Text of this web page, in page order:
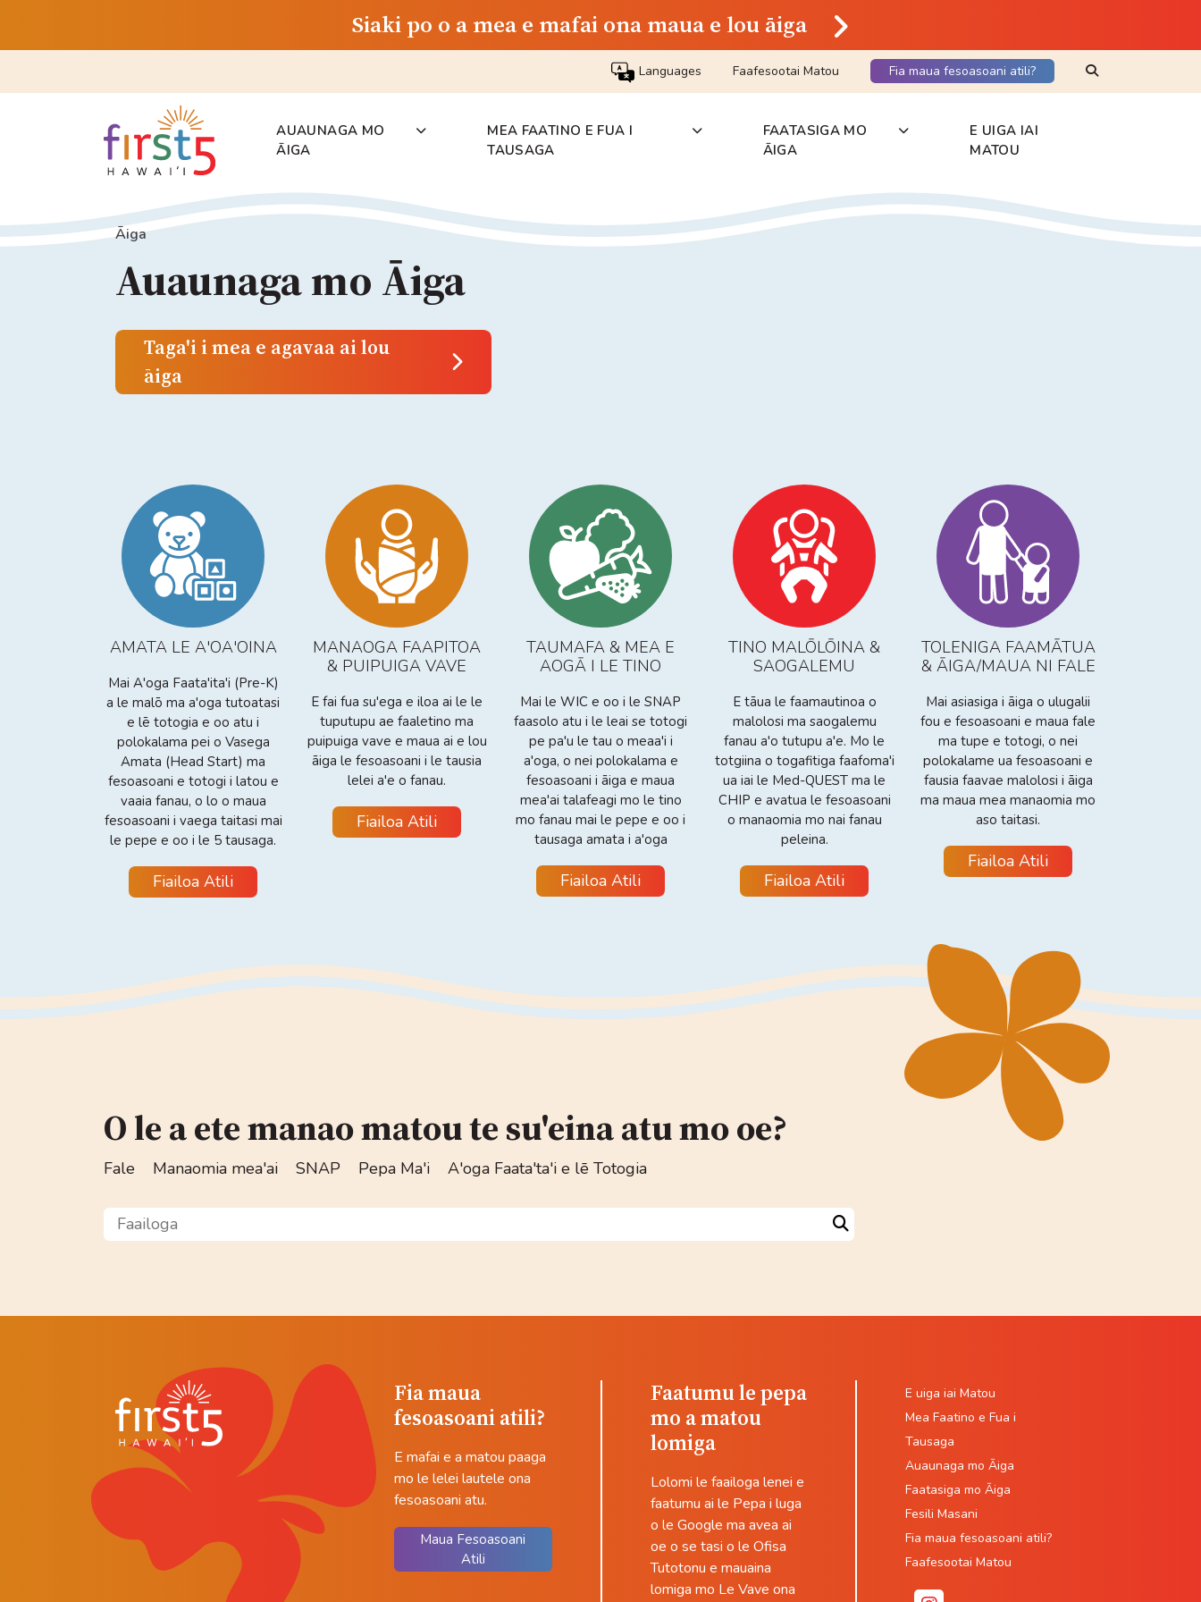
Siaki po o a mea e mafai ona maua e lou āiga
Languages Faafesootai Matou Fia maua fesoasoani atili? Search Keyword
AUAUNAGA MO
ĀIGA
MEA FAATINO E FUA I
TAUSAGA
FAATASIGA MO
ĀIGA
E UIGA IAI
MATOU
Āiga
Auaunaga mo Āiga
Taga'i i mea e agavaa ai lou
āiga
AMATA LE A'OA'OINA
Mai A'oga Faata'ita'i (Pre-K)
a le malō ma a'oga tutoatasi
e lē totogia e oo atu i
polokalama pei o Vasega
Amata (Head Start) ma
fesoasoani e totogi i latou e
vaaia fanau, o lo o maua
fesoasoani i vaega taitasi mai
le pepe e oo i le 5 tausaga.
Fiailoa Atili
MANAOGA FAAPITOA
& PUIPUIGA VAVE
E fai fua su'ega e iloa ai le le
tuputupu ae faaletino ma
puipuiga vave e maua ai e lou
āiga le fesoasoani i le tausia
lelei a'e o fanau.
Fiailoa Atili
TAUMAFA & MEA E
AOGĀ I LE TINO
Mai le WIC e oo i le SNAP
faasolo atu i le leai se totogi
pe pa'u le tau o meaa'i i
a'oga, o nei polokalama e
fesoasoani i āiga e maua
mea'ai talafeagi mo le tino
mo fanau mai le pepe e oo i
tausaga amata i a'oga
Fiailoa Atili
TINO MALŌLŌINA &
SAOGALEMU
E tāua le faamautinoa o
malolosi ma saogalemu
fanau a'o tutupu a'e. Mo le
totgiina o togafitiga faafoma'i
ua iai le Med-QUEST ma le
CHIP e avatua le fesoasoani
o manaomia mo nai fanau
peleina.
Fiailoa Atili
TOLENIGA FAAMĀTUA
& ĀIGA/MAUA NI FALE
Mai asiasiga i āiga o ulugalii
fou e fesoasoani e maua fale
ma tupe e totogi, o nei
polokalame ua fesoasoani e
fausia faavae malolosi i āiga
ma maua mea manaomia mo
aso taitasi.
Fiailoa Atili
O le a ete manao matou te su'eina atu mo oe?
Fale Manaomia mea'ai SNAP Pepa Ma'i A'oga Faata'ta'i e lē Totogia
Faailoga
Search
Fia maua
fesoasoani atili?
E mafai e a matou paaga
mo le lelei lautele ona
fesoasoani atu.
Maua Fesoasoani
Atili
Faatumu le pepa
mo a matou
lomiga
Lolomi le faailoga lenei e
faatumu ai le Pepa i luga
o le Google ma avea ai
oe o se tasi o le Ofisa
Tutotonu e mauaina
lomiga mo Le Vave ona
E uiga iai Matou
Mea Faatino e Fua i
Tausaga
Auaunaga mo Āiga
Faatasiga mo Āiga
Fesili Masani
Fia maua fesoasoani atili?
Faafesootai Matou